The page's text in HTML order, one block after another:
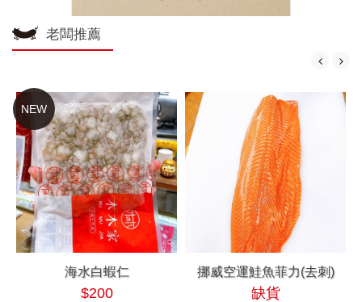
老闆推薦
NEW
海水白蝦仁
$200
挪威空運鮭魚菲力(去刺)
缺貨